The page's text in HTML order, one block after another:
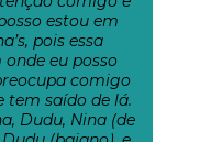
estou em
pois essa
onde eu posso
comigo
tem saído de lá.
Dudu, Nina (de